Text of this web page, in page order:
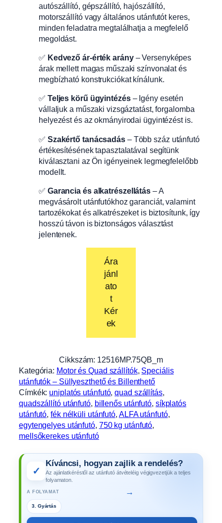
autószállító, gépszállító, hajószállító,
motorszállító vagy általános utánfutót keres,
minden feladatra megtalálhatja a megfelelő
megoldást.
✅ Kedvező ár-érték arány– Versenyképes
árak mellett magas műszaki színvonalat és
megbízható konstrukciókat kínálunk.
✅ Teljes körű ügyintézés– Igény esetén
vállaljuk a műszaki vizsgáztatást, forgalomba
helyezést és az okmányirodai ügyintézést is.
✅ Szakértő tanácsadás– Több száz utánfutó
értékesítésének tapasztalatával segítünk
kiválasztani az Ön igényeinek legmegfelelőbb
modellt.
✅ Garancia és alkatrészellátás – A
megvásárolt utánfutókhoz garanciát, valamint
tartozékokat és alkatrészeket is biztosítunk, így
hosszú távon is biztonságos választást
jelentenek.
Ára
jánl
ato
t
Kér
ek
Cikkszám: 12516MP.75QB_m
Kategória: Motor és Quad szállítók, Speciális
utánfutók – Süllyeszthető és Billenthető
Címkék: uniplatós utánfutó, quad szállítás
quadszállító utánfutó, billenős utánfutó, síkplatós
utánfutó, fék nélküli utánfutó, ALFA utánfutó
egytengelyes utánfutó, 750 kg utánfutó
mellsőkerekes utánfutó
✓
Kíváncsi, hogyan zajlik a rendelés?
Az ajánlatkéréstől az utánfutó átvételéig végigvezetjük a teljes
folyamaton.
A FOLYAMAT →
4. Műszaki vizsga